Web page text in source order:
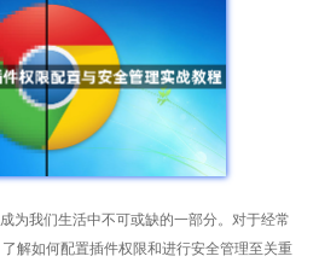
为我们生活中不可或缺的一部分。对于经常
解如何配置插件权限和进行安全管理至关重